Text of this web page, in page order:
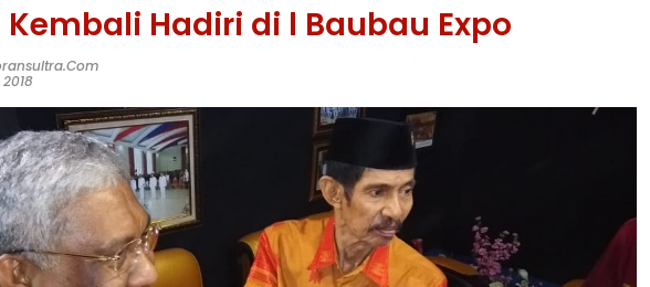
Kembali Hadiri di l Baubau Expo